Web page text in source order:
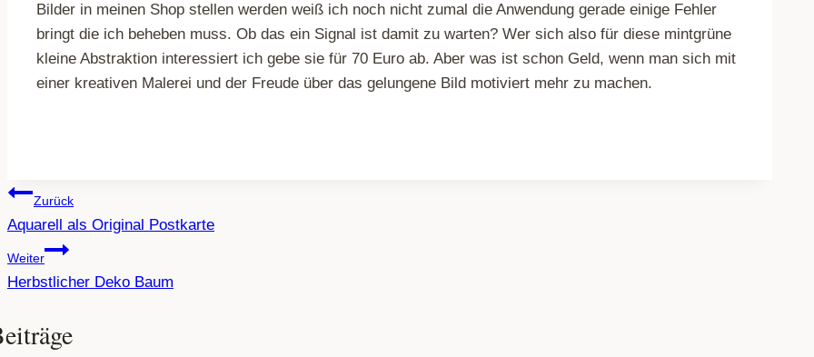
Bilder in meinen Shop stellen werden weiß ich noch nicht zumal die Anwendung gerade einige Fehler
bringt die ich beheben muss. Ob das ein Signal ist damit zu warten? Wer sich also für diese mintgrüne
kleine Abstraktion interessiert ich gebe sie für 70 Euro ab. Aber was ist schon Geld, wenn man sich mit
einer kreativen Malerei und der Freude über das gelungene Bild motiviert mehr zu machen.
Beitragsnavigation
Zurück
Aquarell als Original Postkarte
Weiter
Herbstlicher Deko Baum